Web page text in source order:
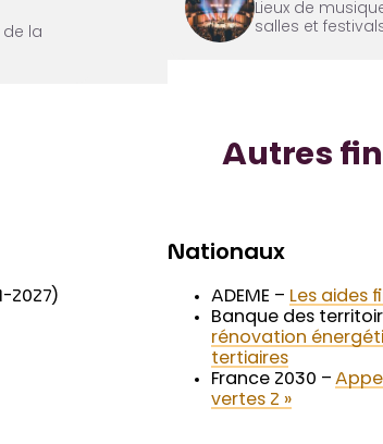
de la
Lieux de
salles et
Autres
2027)
Nationaux
ADEME – Les aides
Banque des
rénovation
tertiaires
France 2030 –
vertes 2 »